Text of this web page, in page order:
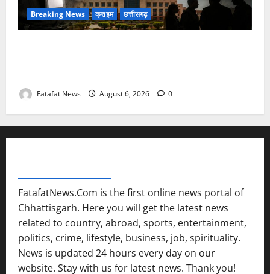
Breaking News क्राइम छत्तीसगढ़
Fatafat News August 6, 2026 0
FatafatNews.Com is the first online news portal of
Chhattisgarh. Here you will get the latest news
related to country, abroad, sports, entertainment,
politics, crime, lifestyle, business, job, spirituality.
News is updated 24 hours every day on our
website. Stay with us for latest news. Thank you!